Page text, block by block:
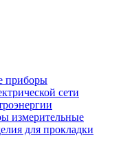
приборы
сети
измерительные
для прокладки